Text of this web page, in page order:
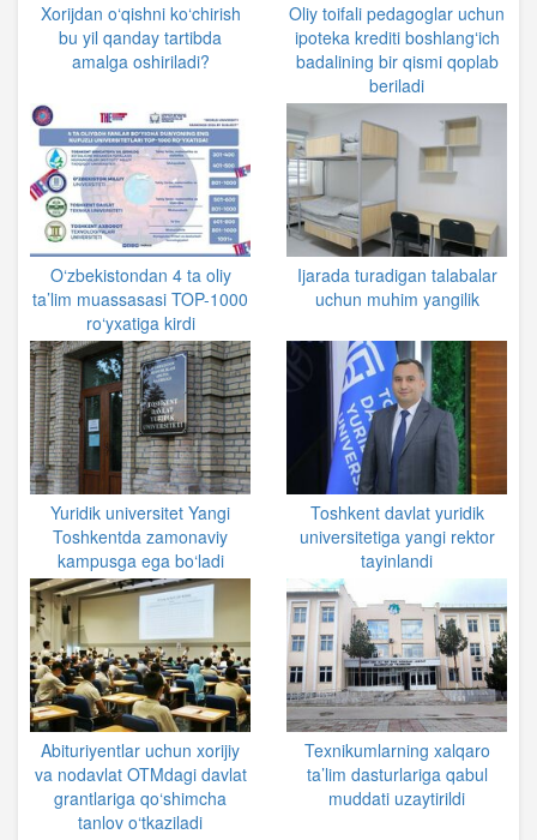
Xorijdan o‘qishni ko‘chirish
bu yil qanday tartibda
amalga oshiriladi?
Oliy toifali pedagoglar uchun
ipoteka krediti boshlangʻich
badalining bir qismi qoplab
beriladi
O‘zbekistondan 4 ta oliy
ta’lim muassasasi TOP-1000
ro‘yxatiga kirdi
Ijarada turadigan talabalar
uchun muhim yangilik
Yuridik universitet Yangi
Toshkentda zamonaviy
kampusga ega bo‘ladi
Toshkent davlat yuridik
universitetiga yangi rektor
tayinlandi
Abituriyentlar uchun xorijiy
va nodavlat OTMdagi davlat
grantlariga qo‘shimcha
tanlov o‘tkaziladi
Texnikumlarning xalqaro
ta’lim dasturlariga qabul
muddati uzaytirildi